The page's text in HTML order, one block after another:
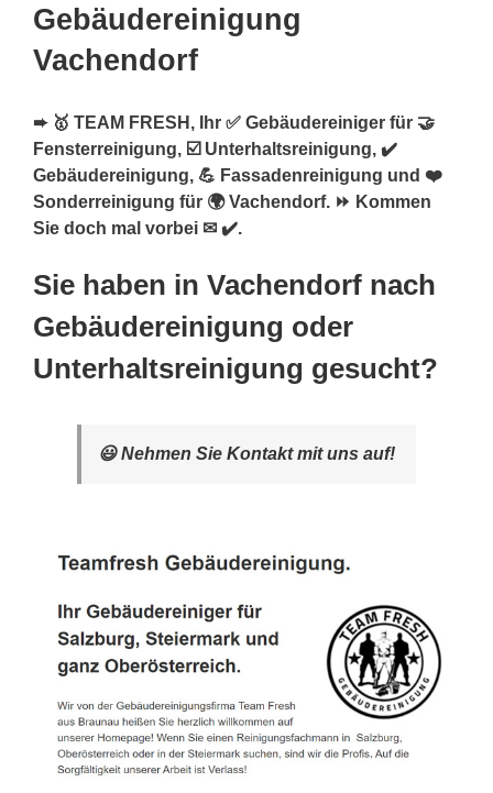
Gebäudereinigung
Vachendorf
➨ 🥇 TEAM FRESH, Ihr ✅ Gebäudereiniger für 🤝
Fensterreinigung, ☑️ Unterhaltsreinigung, ✔️
Gebäudereinigung, 💪 Fassadenreinigung und ❤️
Sonderreinigung für 🌍 Vachendorf. ⏩ Kommen
Sie doch mal vorbei ✉ ✔️.
Sie haben in Vachendorf nach
Gebäudereinigung oder
Unterhaltsreinigung gesucht?
😃 Nehmen Sie Kontakt mit uns auf!